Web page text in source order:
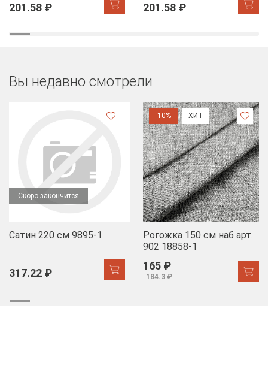
201.58 ₽ 201.58 ₽
Вы недавно смотрели
Скоро закончится
Сатин 220 см 9895-1
317.22 ₽
-10% ХИТ
Рогожка 150 см наб арт.
902 18858-1
165 ₽
184.3 ₽